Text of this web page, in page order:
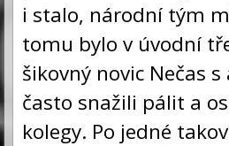
i stalo, národní tým
tomu bylo v úvodní
šikovný novic Nečas
často snažili pálit a
kolegy. Po jedné